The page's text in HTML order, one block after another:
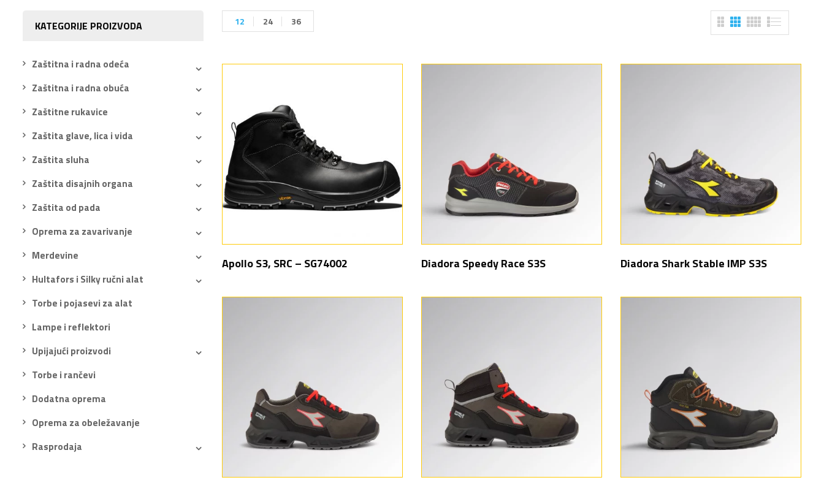
KATEGORIJE PROIZVODA
Zaštitna i radna odeća
Zaštitna i radna obuća
Zaštitne rukavice
Zaštita glave, lica i vida
Zaštita sluha
Zaštita disajnih organa
Zaštita od pada
Oprema za zavarivanje
Merdevine
Hultafors i Silky ručni alat
Torbe i pojasevi za alat
Lampe i reflektori
Upijajući proizvodi
Torbe i rančevi
Dodatna oprema
Oprema za obeležavanje
Rasprodaja
12 24 36
Apollo S3, SRC – SG74002 Diadora Speedy Race S3S Diadora Shark Stable IMP S3S